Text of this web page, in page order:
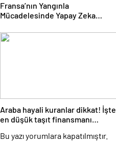
Fransa’nın Yangınla
Mücadelesinde Yapay Zeka
Araba hayali kuranlar dikkat! İşte
en düşük taşıt finansmanı
Bu yazı yorumlara kapatılmıştır.